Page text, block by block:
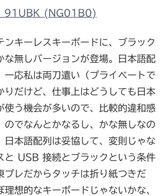
91UBK (NG01B0)
キーレスキーボードに、ブラック
な無しバージョンが登場。日本語配
一応私は両刀遣い（プライベートで
りだけど、仕事上はどうしても日本
使う機会が多いので、比較的違和感
のでなんとかなるし、かな無しなの
日本語配列は妥協して、変則じゃな
と USB 接続とブラックという条件
プレだからタッチは折り紙つきだ
理想的なキーボードじゃないかな、